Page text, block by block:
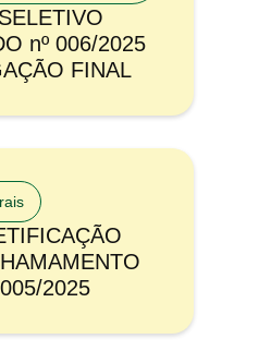
nº 006/2025
FINAL
2025